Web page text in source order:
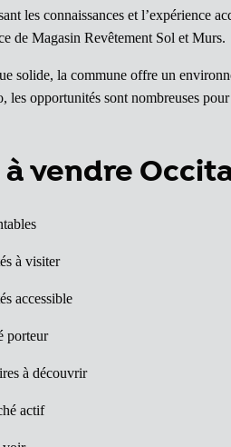
les connaissances et l’expérience
de Magasin Revêtement Sol et Murs.
solide, la commune offre un
les opportunités sont nombreuses
vendre
à visiter
accessible
porteur
à découvrir
actif